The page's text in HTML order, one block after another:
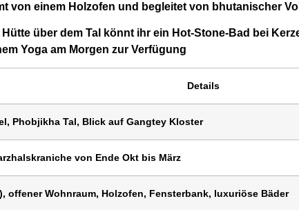
von einem Holzofen und begleitet von bhutanischer
über dem Tal könnt ihr ein Hot‑Stone‑Bad bei
Yoga am Morgen zur Verfügung
Details
Phobjikha Tal, Blick auf Gangtey Kloster
von Ende Okt bis März
offener Wohnraum, Holzofen, Fensterbank, luxuriöse Bäder